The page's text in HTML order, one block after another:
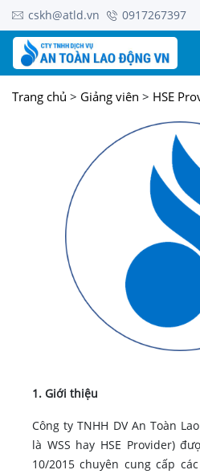
cskh@atld.vn 0917267397
Trang chủ > Giảng viên > HSE
1. Giới thiệu
Công ty TNHH DV An Toàn
là WSS hay HSE Provider)
10/2015 chuyên cung cấp